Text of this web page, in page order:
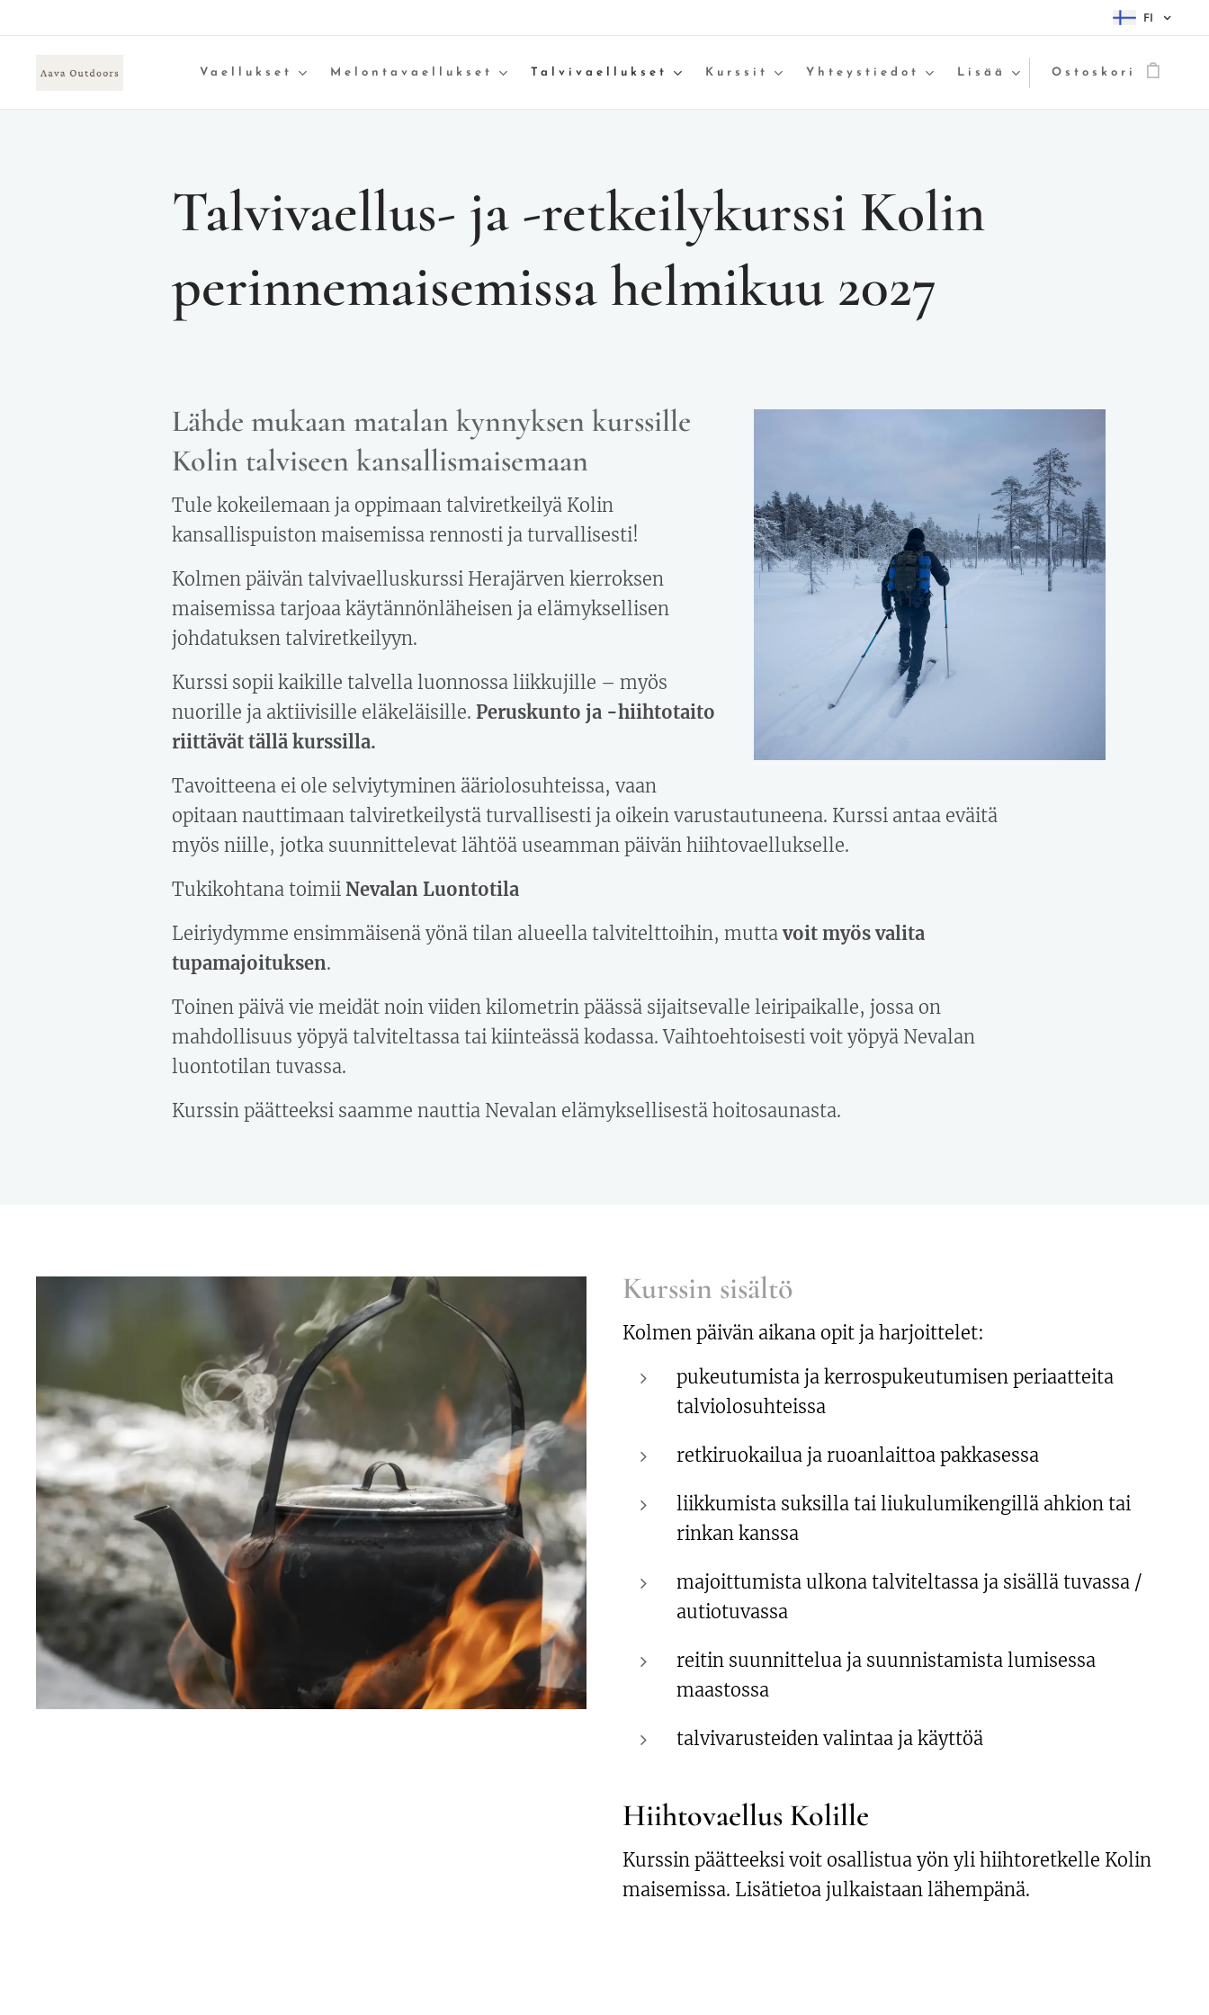
FI
Vaellukset Melontavaellukset Talvivaellukset Kurssit Yhteystiedot Lisää Ostoskori
Talvivaellus- ja -retkeilykurssi Kolin
perinnemaisemissa helmikuu 2027
Lähde mukaan matalan kynnyksen kurssille
Kolin talviseen kansallismaisemaan
Tule kokeilemaan ja oppimaan talviretkeilyä Kolin
kansallispuiston maisemissa rennosti ja turvallisesti!
Kolmen päivän talvivaelluskurssi Herajärven kierroksen
maisemissa tarjoaa käytännönläheisen ja elämyksellisen
johdatuksen talviretkeilyyn.
Kurssi sopii kaikille talvella luonnossa liikkujille – myös
nuorille ja aktiivisille eläkeläisille. Peruskunto ja -hiihtotaito
riittävät tällä kurssilla.
Tavoitteena ei ole selviytyminen ääriolosuhteissa, vaan
opitaan nauttimaan talviretkeilystä turvallisesti ja oikein varustautuneena. Kurssi antaa eväitä
myös niille, jotka suunnittelevat lähtöä useamman päivän hiihtovaellukselle.
Tukikohtana toimii Nevalan Luontotila
Leiriydymme ensimmäisenä yönä tilan alueella talvitelttoihin, mutta voit myös valita
tupamajoituksen.
Toinen päivä vie meidät noin viiden kilometrin päässä sijaitsevalle leiripaikalle, jossa on
mahdollisuus yöpyä talviteltassa tai kiinteässä kodassa. Vaihtoehtoisesti voit yöpyä Nevalan
luontotilan tuvassa.
Kurssin päätteeksi saamme nauttia Nevalan elämyksellisestä hoitosaunasta.
Kurssin sisältö
Kolmen päivän aikana opit ja harjoittelet:
pukeutumista ja kerrospukeutumisen periaatteita
talviolosuhteissa
retkiruokailua ja ruoanlaittoa pakkasessa
liikkumista suksilla tai liukulumikengillä ahkion tai
rinkan kanssa
majoittumista ulkona talviteltassa ja sisällä tuvassa /
autiotuvassa
reitin suunnittelua ja suunnistamista lumisessa
maastossa
talvivarusteiden valintaa ja käyttöä
Hiihtovaellus Kolille
Kurssin päätteeksi voit osallistua yön yli hiihtoretkelle Kolin
maisemissa. Lisätietoa julkaistaan lähempänä.